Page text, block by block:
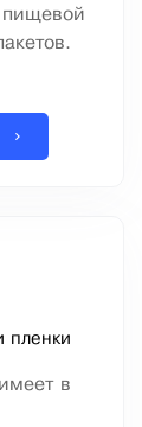
пищевой
пленки
в